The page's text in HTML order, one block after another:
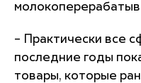
– Практически все
последние годы
товары, которые